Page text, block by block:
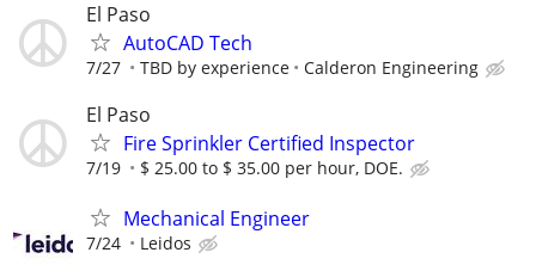
El Paso
AutoCAD Tech
7/27 TBD by experience Calderon Engineering
El Paso
Fire Sprinkler Certified Inspector
7/19 $ 25.00 to $ 35.00 per hour, DOE.
Mechanical Engineer
7/24 Leidos